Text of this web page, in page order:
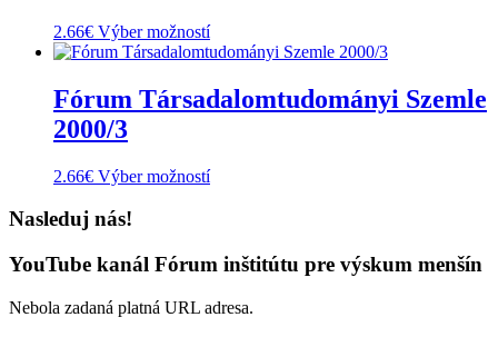
2.66€ Výber možnostíTento
produkt
viacero
variantov.
môžete
vybrať
Fórum Társadalomtudományi Szemle
2000/3
2.66€ Výber možnostíTento
variantov.
Možnosti
môžete
Nasleduj nás!
YouTube kanál Fórum inštitútu pre výskum menšín
Nebola zadaná platná URL adresa.